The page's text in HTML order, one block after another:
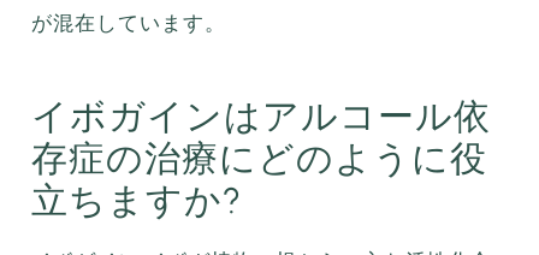
が混在しています。
イボガインはアルコール依
存症の治療にどのように役
立ちますか?